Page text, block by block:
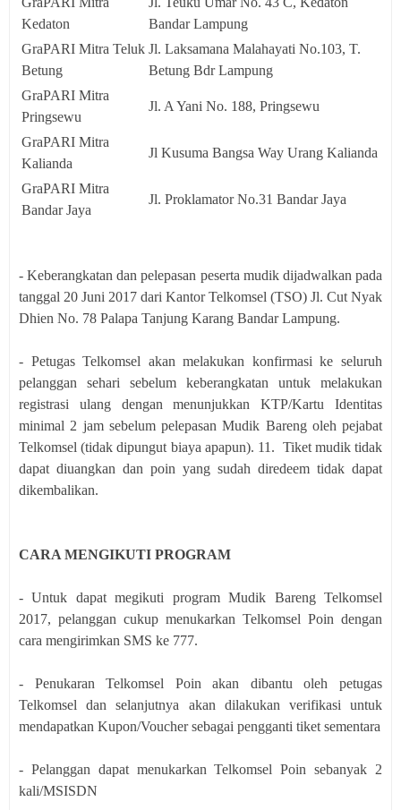
Kedaton
Bandar Lampung
GraPARI Mitra Teluk
Betung
Jl. Laksamana Malahayati No.103, T.
Betung Bdr Lampung
GraPARI Mitra
Pringsewu
Jl. A Yani No. 188, Pringsewu
GraPARI Mitra
Kalianda
Jl Kusuma Bangsa Way Urang Kalianda
GraPARI Mitra
Bandar Jaya
Jl. Proklamator No.31 Bandar Jaya
- Keberangkatan dan pelepasan peserta mudik dijadwalkan pada
tanggal 20 Juni 2017 dari Kantor Telkomsel (TSO) Jl. Cut Nyak
Dhien No. 78 Palapa Tanjung Karang Bandar Lampung.
- Petugas Telkomsel akan melakukan konfirmasi ke seluruh
pelanggan sehari sebelum keberangkatan untuk melakukan
registrasi ulang dengan menunjukkan KTP/Kartu Identitas
minimal 2 jam sebelum pelepasan Mudik Bareng oleh pejabat
Telkomsel (tidak dipungut biaya apapun). 11. Tiket mudik tidak
dapat diuangkan dan poin yang sudah diredeem tidak dapat
dikembalikan.
CARA MENGIKUTI PROGRAM
- Untuk dapat megikuti program Mudik Bareng Telkomsel
2017, pelanggan cukup menukarkan Telkomsel Poin dengan
cara mengirimkan SMS ke 777.
- Penukaran Telkomsel Poin akan dibantu oleh petugas
Telkomsel dan selanjutnya akan dilakukan verifikasi untuk
mendapatkan Kupon/Voucher sebagai pengganti tiket sementara
- Pelanggan dapat menukarkan Telkomsel Poin sebanyak 2
kali/MSISDN